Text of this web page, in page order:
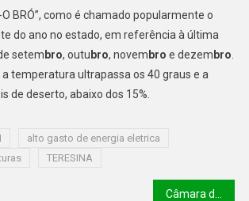
O BRÓ”, como é chamado popularmente o
do ano no estado, em referência à última
setem bro, outu bro, novem bro e dezem bro
a temperatura ultrapassa os 40 graus e a
de deserto, abaixo dos 15%.
alto gasto de energia eletrica
TERESINA